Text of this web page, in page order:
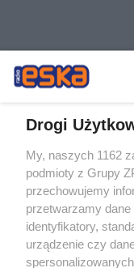
Żaden utwór
rozpowszechniany lub
tym także elektroniczny
eksploatacji w
Internecie bez pisemnej
wykorzystanie utworów
tzn. bez właściwej
ścigane prawnie.
Drogi
My, naszych 1162
podmioty z Grupy
przechowujemy
przetwarzamy
identyfikatory,
urządzenie czy